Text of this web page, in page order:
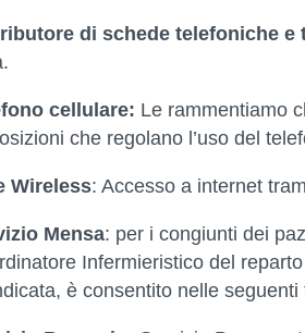
di schede telefoniche e
cellulare: Le rammentiamo
che regolano l’uso del
Wireless: Accesso a internet
Mensa: per i congiunti dei
Infermieristico del
è consentito nelle